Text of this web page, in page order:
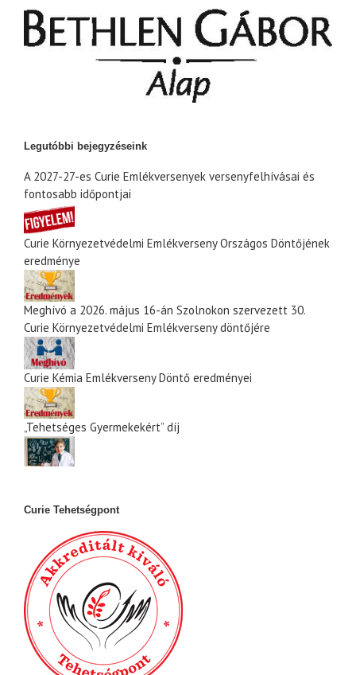
Legutóbbi bejegyzéseink
A 2027-27-es Curie Emlékversenyek versenyfelhívásai és
fontosabb időpontjai
Curie Környezetvédelmi Emlékverseny Országos Döntőjének
eredménye
Meghívó a 2026. május 16-án Szolnokon szervezett 30.
Curie Környezetvédelmi Emlékverseny döntőjére
Curie Kémia Emlékverseny Döntő eredményei
„Tehetséges Gyermekekért” díj
Curie Tehetségpont